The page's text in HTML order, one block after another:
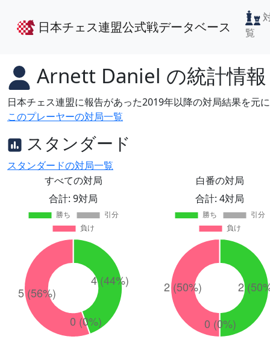
日本チェス連盟公式戦データベース
覧
Arnett Daniel の統計情報
日本チェス連盟に報告があった2019年以降の対局結果を元
このプレーヤーの対局一覧
スタンダード
スタンダードの対局一覧
すべての対局
合計: 9対局
白番の対局
合計: 4対局